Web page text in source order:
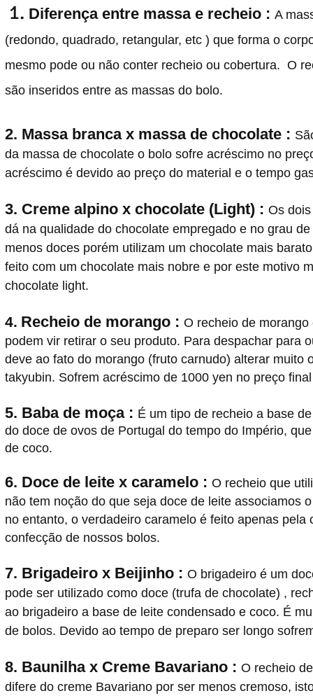
1. Diferença entre massa e recheio : A
(redondo, quadrado, retangular, etc ) que forma o
mesmo pode ou não conter recheio ou cobertura. O
são inseridos entre as massas do bolo.
2. Massa branca x massa de chocolate :
da massa de chocolate o bolo sofre acréscimo no
acréscimo é devido ao preço do material e o tempo
3. Creme alpino x chocolate (Light) : Os
dá na qualidade do chocolate empregado e no grau
menos doces porém utilizam um chocolate mais
feito com um chocolate mais nobre e por este motivo
chocolate light.
4. Recheio de morango : O recheio de
podem vir retirar o seu produto. Para despachar para
deve ao fato do morango (fruto carnudo) alterar
takyubin. Sofrem acréscimo de 1000 yen no preço
5. Baba de moça : É um tipo de recheio a base
do doce de ovos de Portugal do tempo do Império,
de coco.
6. Doce de leite x caramelo : O recheio que
não tem noção do que seja doce de leite associamos
no entanto, o verdadeiro caramelo é feito apenas
confecção de nossos bolos.
7. Brigadeiro x Beijinho : O brigadeiro é um
pode ser utilizado como doce (trufa de chocolate) ,
ao brigadeiro a base de leite condensado e coco. É
de bolos. Devido ao tempo de preparo ser longo
8. Baunilha x Creme Bavariano : O recheio
difere do creme Bavariano por ser menos cremoso,